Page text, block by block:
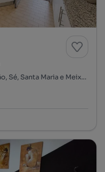
Rua 1º de Maio - Bairro da Estação, Sé, Santa Maria e Meixedo, Bragança, Bragança